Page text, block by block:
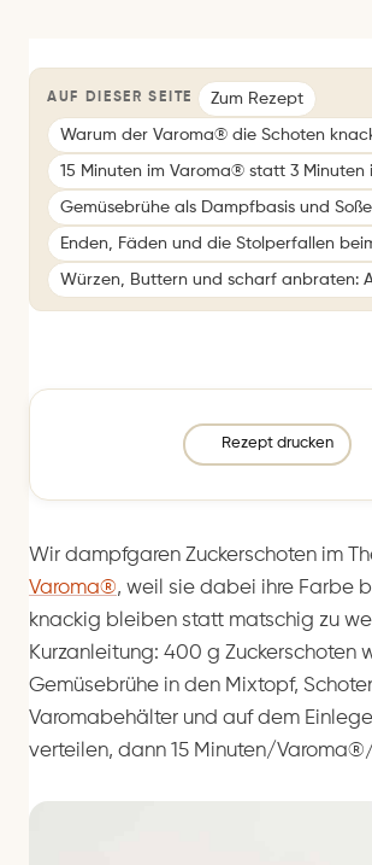
AUF DIESER SEITE Zum Rezept
Warum der Varoma® die Schoten
15 Minuten im Varoma® statt 3
Gemüsebrühe als Dampfbasis und
Enden, Fäden und die Stolperfallen
Würzen, Buttern und scharf anbraten:
Rezept drucken
Wir dampfgaren Zuckerschoten im
Varoma®, weil sie dabei ihre Farbe
knackig bleiben statt matschig zu
Kurzanleitung: 400 g Zuckerschoten
Gemüsebrühe in den Mixtopf,
Varomabehälter und auf dem
verteilen, dann 15 Minuten/